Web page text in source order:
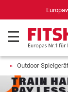
Outdoor-